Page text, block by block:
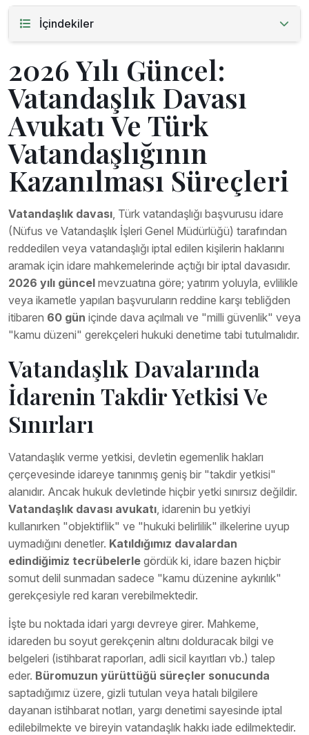
İçindekiler
2026 Yılı Güncel:
Vatandaşlık Davası
Avukatı Ve Türk
Vatandaşlığının
Kazanılması Süreçleri
Vatandaşlık davası , Türk vatandaşlığı başvurusu idare
(Nüfus ve Vatandaşlık İşleri Genel Müdürlüğü) tarafından
reddedilen veya vatandaşlığı iptal edilen kişilerin haklarını
aramak için idare mahkemelerinde açtığı bir iptal davasıdır.
2026 yılı güncel mevzuatına göre; yatırım yoluyla, evlilikle
veya ikametle yapılan başvuruların reddine karşı tebliğden
itibaren 60 gün içinde dava açılmalı ve "milli güvenlik" veya
"kamu düzeni" gerekçeleri hukuki denetime tabi tutulmalıdır.
Vatandaşlık Davalarında
İdarenin Takdir Yetkisi Ve
Sınırları
Vatandaşlık verme yetkisi, devletin egemenlik hakları
çerçevesinde idareye tanınmış geniş bir "takdir yetkisi"
alanıdır. Ancak hukuk devletinde hiçbir yetki sınırsız değildir.
Vatandaşlık davası avukatı , idarenin bu yetkiyi
kullanırken "objektiflik" ve "hukuki belirlilik" ilkelerine uyup
uymadığını denetler. Katıldığımız davalardan
edindiğimiz tecrübelerle gördük ki, idare bazen hiçbir
somut delil sunmadan sadece "kamu düzenine aykırılık"
gerekçesiyle red kararı verebilmektedir.
İşte bu noktada idari yargı devreye girer. Mahkeme,
idareden bu soyut gerekçenin altını dolduracak bilgi ve
belgeleri (istihbarat raporları, adli sicil kayıtları vb.) talep
eder. Büromuzun yürüttüğü süreçler sonucunda
saptadığımız üzere, gizli tutulan veya hatalı bilgilere
dayanan istihbarat notları, yargı denetimi sayesinde iptal
edilebilmekte ve bireyin vatandaşlık hakkı iade edilmektedir.